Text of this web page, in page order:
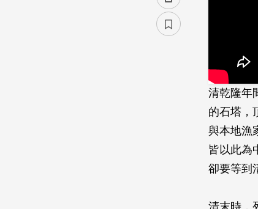
清乾隆年
的­石塔，
與本地漁
皆以此為
卻要等到
清末時，